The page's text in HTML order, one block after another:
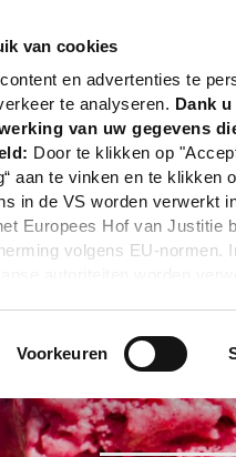
van cookies
en advertenties te
te analyseren. Dank
van uw gegevens
Door te klikken op
aan te vinken en te
in de VS worden verwerkt
Europees Hof van Justitie
volgens EU-normen.
Voor meer informatie, zie
gedetailleerde informatie:
Voorkeuren